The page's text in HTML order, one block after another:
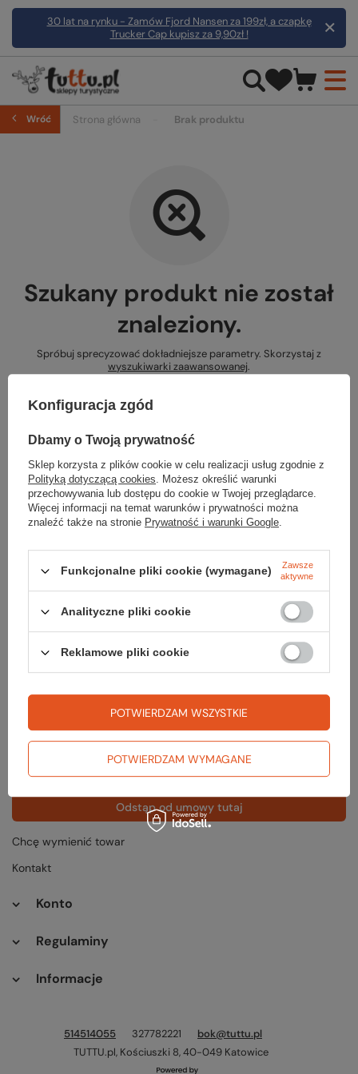
30 lat na rynku - Zamów Fjord Nansen za 199zł, a czapkę
Trucker Cap kupisz za 9,90zł !
Wróć Strona główna Brak produktu
Szukany produkt nie został
znaleziony.
Spróbuj sprecyzować dokładniejsze parametry. Skorzystaj z
wyszukiwarki zaawansowanej.
Szukasz produktu, którego nie mamy w
ofercie?
naszym sklepie, możesz skorzystać ze specjalnego formularza i
przesłać nam opis szukanego przedmiotu. Aby móc to zrobić musisz
zalogowany.
Śledzenie przesyłki
Chcę zareklamować produkt
Odstąp od umowy tutaj
Chcę wymienić towar
Kontakt
Konto
Regulaminy
Informacje
514514055 327782221
bok@tuttu.pl
TUTTU.pl, Kościuszki 8,40-049 Katowice
Konfiguracja zgód
Dbamy o Twoją prywatność
Sklep korzysta z plików cookie w celu realizacji usług zgodnie z
Polityką dotyczącą cookies. Możesz określić warunki
przechowywania lub dostępu do cookie w Twojej przeglądarce.
Więcej informacji na temat warunków i prywatności można
znaleźć także na stronie Prywatność i warunki Google.
Funkcjonalne pliki cookie (wymagane)
Zawsze
aktywne
Analityczne pliki cookie
Reklamowe pliki cookie
POTWIERDZAM WYMAGANE
POTWIERDZAM WSZYSTKIE